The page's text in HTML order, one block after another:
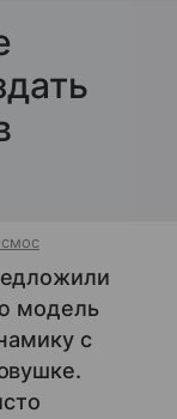
модель
с